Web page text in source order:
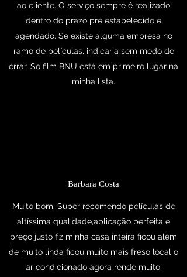
ao cliente. O serviço sempre é realizado
dentro do prazo pré estabelecido e
agendado. Se existe alguma empresa no
ramo de películas, indicaria sem medo de
errar, So film BNU está em primeiro lugar na
minha lista.
Barbara Costa
Muito bom. Super recomendo películas de
altíssima qualidade,aplicação perfeita e
preço justo fiz minha casa inteira ficou além
de muito linda ficou muito mais freso local o
ar condicionado agora rende muito.